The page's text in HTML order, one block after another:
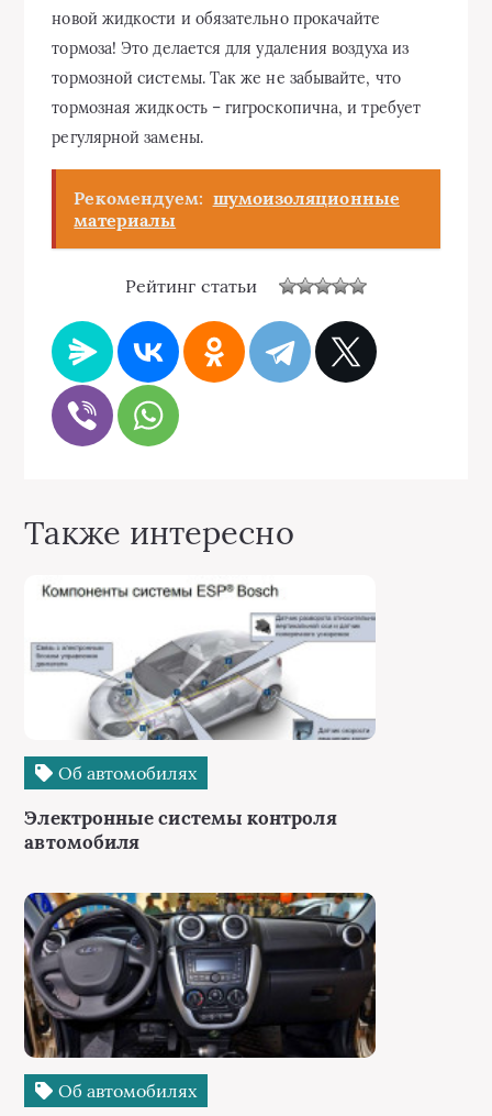
новой жидкости и обязательно прокачайте
тормоза! Это делается для удаления воздуха из
тормозной системы. Так же не забывайте, что
тормозная жидкость – гигроскопична, и требует
регулярной замены.
Рекомендуем: шумоизоляционные
материалы
Рейтинг статьи
Также интересно
Об автомобилях
Электронные системы контроля
автомобиля
Об автомобилях